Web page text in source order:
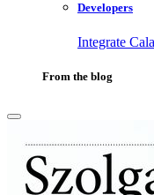
Developers
Integrate
From the blog